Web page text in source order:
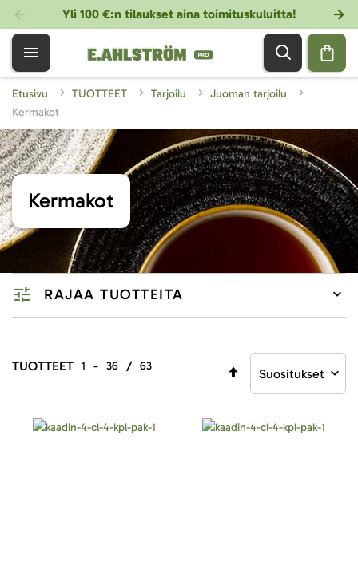
Yli 100 €:n tilaukset aina toimituskuluitta!
Etusivu TUOTTEET Tarjoilu
Juoman tarjoilu
Kermakot
Kermakot
TUOTTEET 1 - 36 / 63
Aseta
RAJAA TUOTTEITA